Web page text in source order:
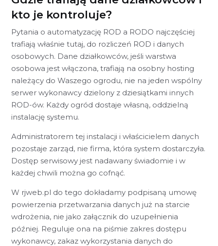
kto je kontroluje?
Pytania o automatyzację ROD a RODO najczęściej
trafiają właśnie tutaj, do rozliczeń ROD i danych
osobowych. Dane działkowców, jeśli warstwa
osobowa jest włączona, trafiają na osobny hosting
należący do Waszego ogrodu, nie na jeden wspólny
serwer wykonawcy dzielony z dziesiątkami innych
ROD-ów. Każdy ogród dostaje własną, oddzielną
instalację systemu.
Administratorem tej instalacji i właścicielem danych
pozostaje zarząd, nie firma, która system dostarczyła.
Dostęp serwisowy jest nadawany świadomie i w
każdej chwili można go cofnąć.
W rjweb.pl do tego dokładamy podpisaną umowę
powierzenia przetwarzania danych już na starcie
wdrożenia, nie jako załącznik do uzupełnienia
później. Reguluje ona na piśmie zakres dostępu
wykonawcy, zakaz wykorzystania danych do